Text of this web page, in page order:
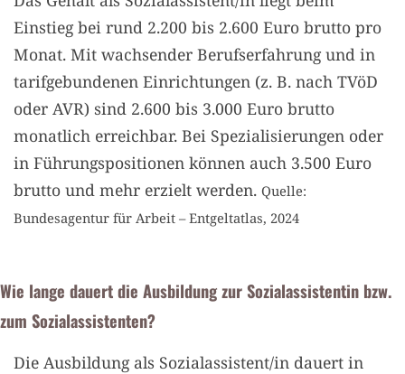
Einstieg bei rund 2.200 bis 2.600 Euro brutto pro
Monat. Mit wachsender Berufserfahrung und in
tarifgebundenen Einrichtungen (z. B. nach TVöD
oder AVR) sind 2.600 bis 3.000 Euro brutto
monatlich erreichbar. Bei Spezialisierungen oder
in Führungspositionen können auch 3.500 Euro
brutto und mehr erzielt werden. Quelle:
Bundesagentur für Arbeit – Entgeltatlas, 2024
Wie lange dauert die Ausbildung zur Sozialassistentin bzw.
zum Sozialassistenten?
Die Ausbildung als Sozialassistent/in dauert in